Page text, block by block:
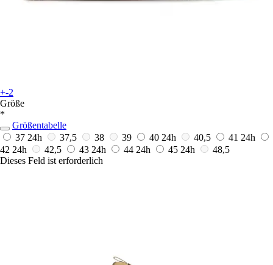
+-2
Größe
*
Größentabelle
37 24h 37,5 38 39 40 24h 40,5 41 24h
42 24h 42,5 43 24h 44 24h 45 24h
48,5
Dieses Feld ist erforderlich